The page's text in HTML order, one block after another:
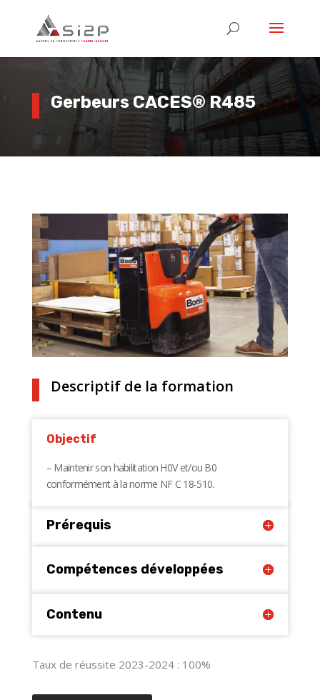
Gerbeurs CACES® R485
Descriptif de la formation
Objectif
– Maintenir son habilitation H0V et/ou B0
conformément à la norme NF C 18-510.
Prérequis
Compétences développées
Contenu
Taux de réussite 2023-2024 : 100%